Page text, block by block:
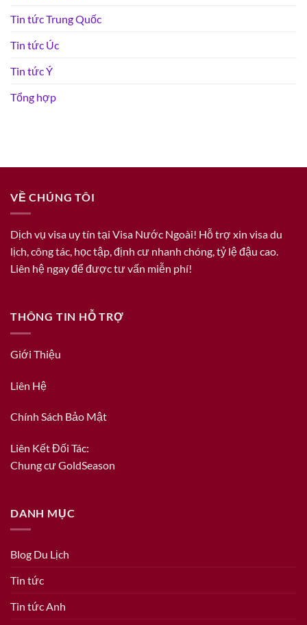
Tin tức Trung Quốc
Tin tức Úc
Tin tức Ý
Tổng hợp
VỀ CHÚNG TÔI
Dịch vụ visa uy tín tại Visa Nước Ngoài! Hỗ trợ xin visa du
lịch, công tác, học tập, định cư nhanh chóng, tỷ lệ đậu cao.
Liên hệ ngay để được tư vấn miễn phí!
THÔNG TIN HỖ TRỢ
Giới Thiệu
Liên Hệ
Chính Sách Bảo Mật
Liên Kết Đối Tác:
Chung cư GoldSeason
DANH MỤC
Blog Du Lịch
Tin tức
Tin tức Anh